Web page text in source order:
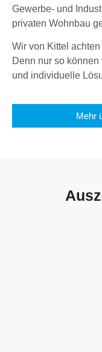
Gewerbe- und
privaten Wohnbau
Wir von Kittel
Denn nur so
und individuelle
Mehr